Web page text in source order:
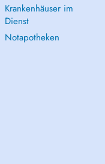
Krankenhäuser im
Dienst
Notapotheken